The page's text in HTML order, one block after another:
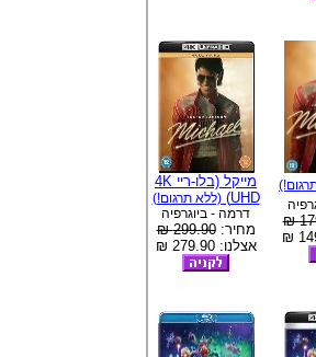
מייקל (בלו-ריי 4K
UHD) (ללא תרגום!)
דרמה - ביוגרפיה
מחיר:299.90 ₪
אצלנו: 279.90 ₪